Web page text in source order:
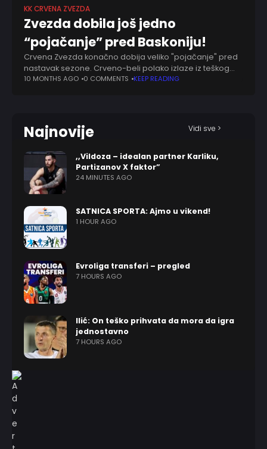
KK CRVENA ZVEZDA
Zvezda dobila još jedno
“pojačanje” pred Baskoniju!
Crvena Zvezda konačno dobija veliko "pojačanje" pred
nastavak sezone. Crveno-beli polako izlaze iz teškog
perioda kada su povrede bile najveći problem, a
10 MONTHS AGO 0 COMMENTS KEEP READING
Najnovije Vidi sve >
,,Vildoza – idealan partner Karliku,
Partizanov X faktor”
24 MINUTES AGO
SATNICA SPORTA: Ajmo u vikend!
1 HOUR AGO
Evroliga transferi – pregled
7 HOURS AGO
Ilić: On teško prihvata da mora da igra
jednostavno
7 HOURS AGO